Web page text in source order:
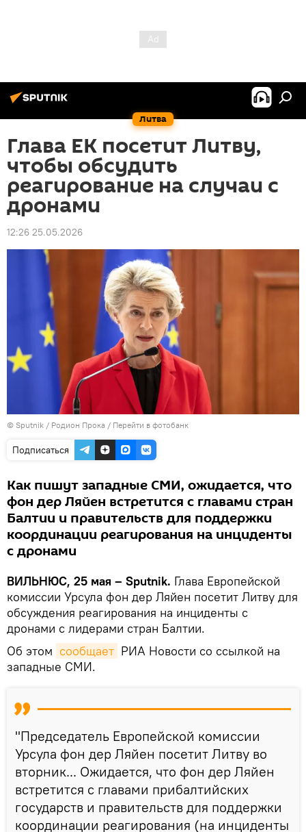
Литва
Глава ЕК посетит Литву,
чтобы обсудить
реагирование на случаи с
дронами
12:26 25.05.2026
© Sputnik / Родион Прока / Перейти в фотобанк
Подписаться
Как пишут западные СМИ, ожидается, что
фон дер Ляйен встретится с главами стран
Балтии и правительств для поддержки
координации реагирования на инциденты
с дронами
ВИЛЬНЮС, 25 мая – Sputnik. Глава Европейской
комиссии Урсула фон дер Ляйен посетит Литву для
обсуждения реагирования на инциденты с
дронами с лидерами стран Балтии.
Об этом сообщает РИА Новости со ссылкой на
западные СМИ.
"Председатель Европейской комиссии
Урсула фон дер Ляйен посетит Литву во
вторник... Ожидается, что фон дер Ляйен
встретится с главами прибалтийских
государств и правительств для поддержки
координации реагирования (на инциденты